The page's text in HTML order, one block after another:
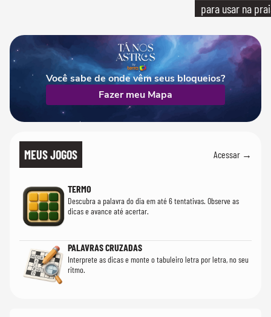
para usar na
Você sabe de onde vêm seus bloqueios?
Fazer meu Mapa
MEUS JOGOS Acessar →
TERMO
Descubra a palavra do dia em até 6 tentativas. Observe as
dicas e avance até acertar.
PALAVRAS CRUZADAS
Interprete as dicas e monte o tabuleiro letra por letra, no seu
ritmo.